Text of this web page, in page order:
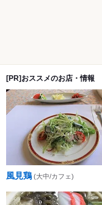
[PR]おススメのお店・情報
風見鶏 (大中/カフェ)